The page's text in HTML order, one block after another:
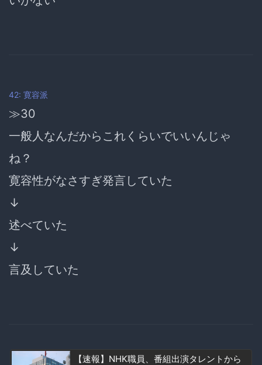
42: 寛容派
≫30
一般人なんだからこれくらいでいいんじゃ
ね？
寛容性がなさすぎ発言していた
↓
述べていた
↓
言及していた
【速報】NHK職員、番組出演タレントから